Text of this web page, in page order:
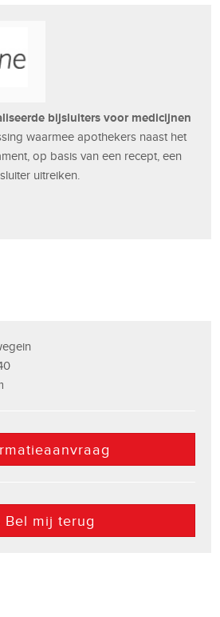
bijsluiters voor medicijnen
waarmee apothekers naast het
op basis van een recept, een
uitreiken.
Bel mij terug